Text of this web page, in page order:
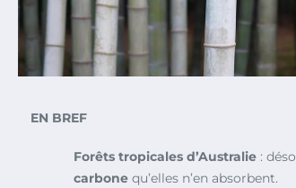
EN BREF
Forêts tropicales d’Australie :
carbone qu’elles n’en absorbent.